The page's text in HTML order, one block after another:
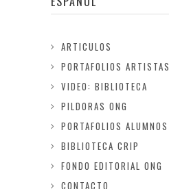
ARTICULOS
PORTAFOLIOS ARTISTAS
VIDEO: BIBLIOTECA
PILDORAS ONG
PORTAFOLIOS ALUMNOS
BIBLIOTECA CRIP
FONDO EDITORIAL ONG
CONTACTO